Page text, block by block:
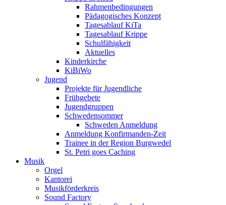
Rahmenbedingungen
Pädagogisches Konzept
Tagesablauf KiTa
Tagesablauf Krippe
Schulfähigkeit
Aktuelles
Kinderkirche
KiBiWo
Jugend
Projekte für Jugendliche
Frühgebete
Jugendgruppen
Schwedensommer
Schweden Anmeldung
Anmeldung Konfirmanden-Zeit
Trainee in der Region Burgwedel
St. Petri goes Caching
Musik
Orgel
Kantorei
Musikförderkreis
Sound Factory